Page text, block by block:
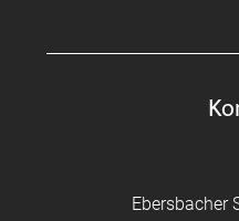
Ebersbacher